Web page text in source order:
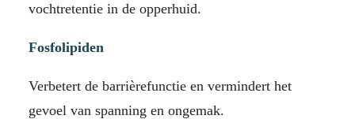
vochtretentie in de opperhuid.
Fosfolipiden
Verbetert de barrièrefunctie en vermindert het
gevoel van spanning en ongemak.